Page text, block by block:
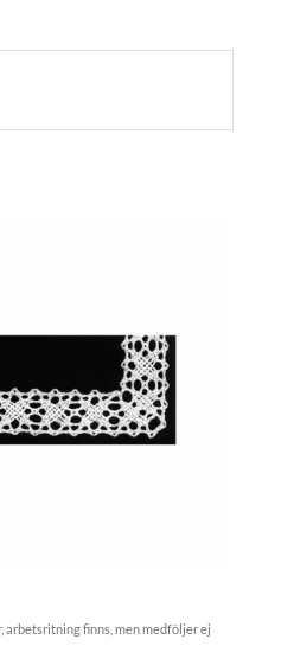
arbetsritning finns, men medföljer ej